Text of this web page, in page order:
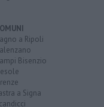
a Ripoli
Bisenzio
a Signa